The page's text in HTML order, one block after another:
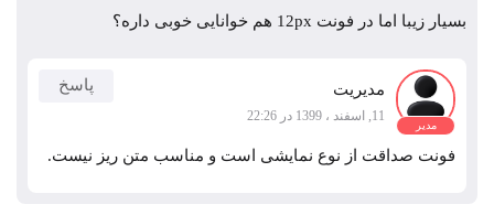
بسیار زیبا اما در فونت 12px هم خوانایی خوبی داره؟
مدیر
مدیریت
11, اسفند ، 1399 در 22:26
پاسخ
فونت صداقت از نوع نمایشی است و مناسب متن ریز نیست.